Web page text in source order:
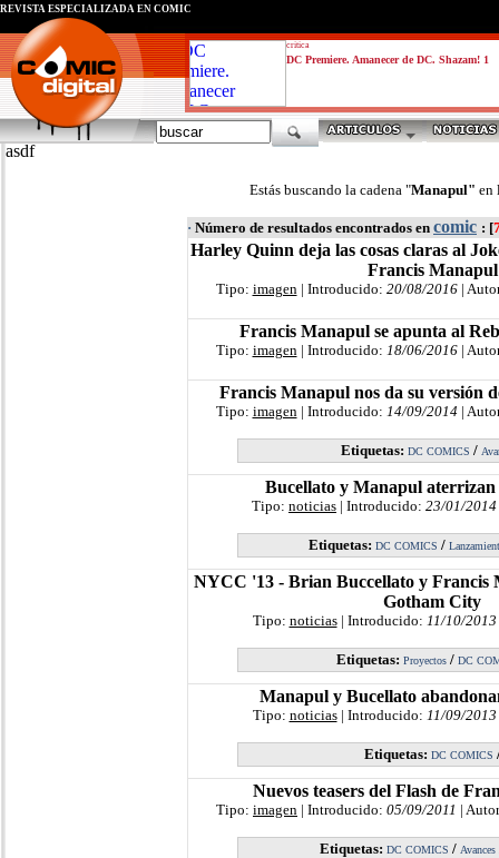
critica
DC Premiere. Amanecer de DC. Shazam! 1
REVISTA ESPECIALIZADA EN CÓMIC
asdf
Estás buscando la cadena "Manapul" en
· Número de resultados encontrados en comic : [
Harley Quinn deja las cosas claras al
Francis Manapul
Tipo: imagen| Introducido: 20/08/2016|
Francis Manapul se apunta al
Tipo: imagen| Introducido: 18/06/2016|
Francis Manapul nos da su versión
Tipo: imagen| Introducido: 14/09/2014|
Etiquetas: DC COMICS /
Bucellato y Manapul aterrizan
Tipo: noticias | Introducido: 23/01/2014
Etiquetas: DC COMICS /
NYCC '13 - Brian Buccellato y Francis
Gotham City
Tipo: noticias| Introducido: 11/10/2013
Etiquetas: Proyectos / DC
Manapul y Bucellato
Tipo: noticias| Introducido: 11/09/2013
Etiquetas: DC COMICS
Nuevos teasers del Flash de
Tipo: imagen | Introducido: 05/09/2011 |
Etiquetas: DC COMICS / Avances